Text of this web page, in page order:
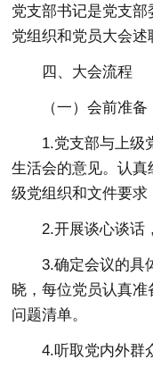
党支部书记是党支
党组织和党员大会述
四、大会流程
（一）会前准备
1.党支部与上级
生活会的意见。认
级党组织和文件要求
2.开展谈心谈话
3.确定会议的具
晓，每位党员认真
问题清单。
4.听取党内外群